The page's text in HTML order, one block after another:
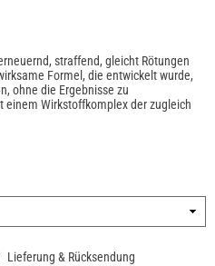
straffend, gleicht Rötungen
Formel, die entwickelt wurde,
ohne die Ergebnisse zu
Wirkstoffkomplex der zugleich
Lieferung & Rücksendung